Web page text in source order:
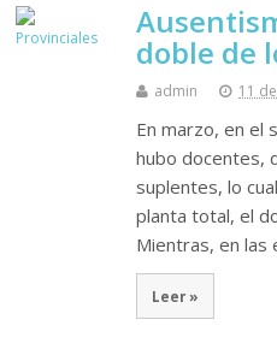
doble de
admin 11
En marzo, en el
hubo docentes,
suplentes, lo
planta total, el
Mientras, en las
Leer »